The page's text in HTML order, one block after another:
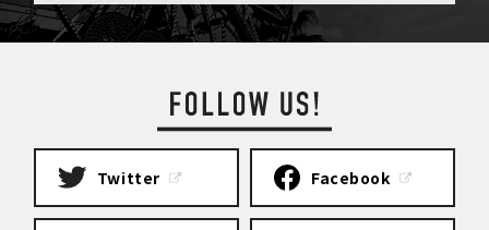
Twitter Facebook